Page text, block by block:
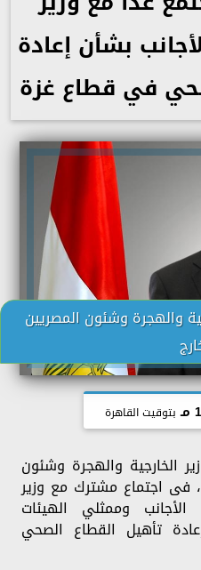
بشأن إعادة
في قطاع غزة
والهجرة وشئون المصريين
بتوقيت القاهرة
الخارجية والهجرة وشئون
فى اجتماع مشترك مع وزير
وممثلي الهيئات
تأهيل القطاع الصحي